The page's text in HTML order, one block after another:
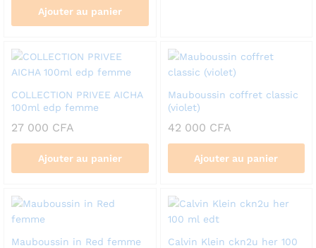
Ajouter au panier
COLLECTION PRIVEE AICHA
100ml edp femme
27 000 CFA
Ajouter au panier
Mauboussin coffret classic
(violet)
42 000 CFA
Ajouter au panier
Mauboussin in Red femme
Calvin Klein ckn2u her 100